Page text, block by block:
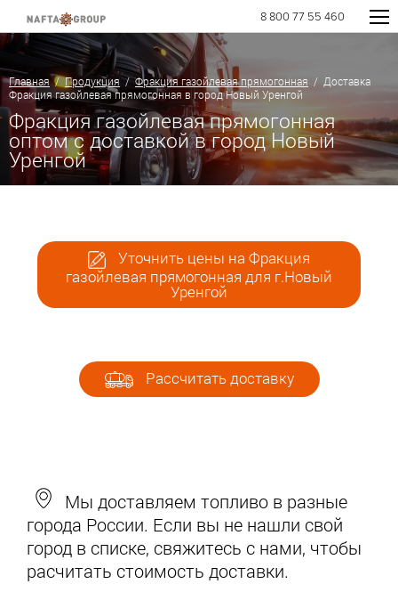
8 800 77 55 460
Главная/Продукция/Фракция газойлевая прямогонная / Доставка
Фракция газойлевая прямогонная в город Новый Уренгой
Фракция газойлевая прямогонная
оптом с доставкой в город Новый
Уренгой
Уточнить цены на Фракция
газойлевая прямогонная для г.Новый
Уренгой
Рассчитать доставку
Мы доставляем топливо в разные
города России. Если вы не нашли свой
город в списке, свяжитесь с нами, чтобы
расчитать стоимость доставки.